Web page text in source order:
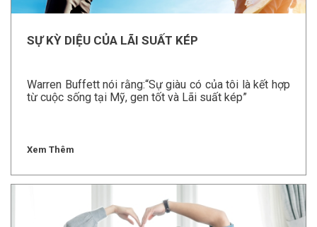
SỰ KỲ DIỆU CỦA LÃI SUẤT KÉP
Warren Buffett nói rằng:“Sự giàu có của tôi là kết hợp
từ cuộc sống tại Mỹ, gen tốt và Lãi suất kép”
Xem Thêm